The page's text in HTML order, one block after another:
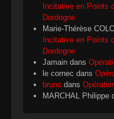
Incitative en Points
Dordogne
Marie-Thérèse
Incitative en Points
Dordogne
Jamain dans
le cornec dans
bruno dans
MARCHAL Philippe